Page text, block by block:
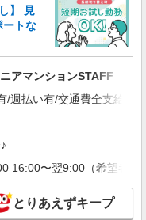
な病院で介護補助/事務
円 ＜日払い有/週払い有/交
含む)＞
詳細を見る
円 ＜日払い有/週払い有/交
】 見
ートな
アマンションSTAFF
払い有/交通費全支給(ガ
16:00〜翌9:00（希望者
とりあえずキープ